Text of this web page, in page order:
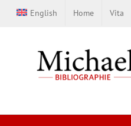
Inhalt
English Home Vita